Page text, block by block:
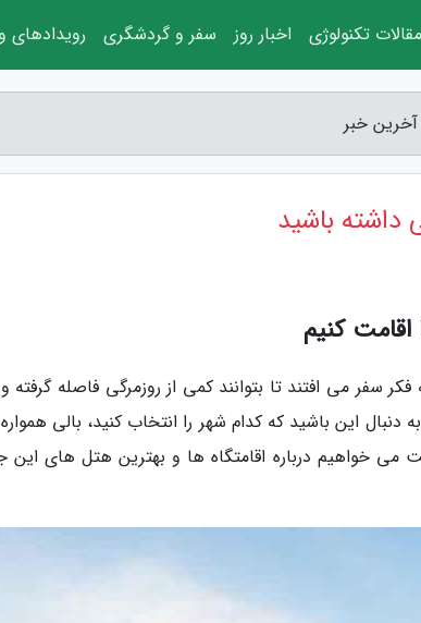
خبر
داشته باشید
کنیم
سفر می افتند تا بتوانند کمی از روزمرگی فاصله گرفته
دنبال این باشید که کدام شهر را انتخاب کنید، بالی
خواهیم درباره اقامتگاه ها و بهترین هتل های این
مقالات تکنولوژی اخبار روز سفر و گردشگری رویدادهای